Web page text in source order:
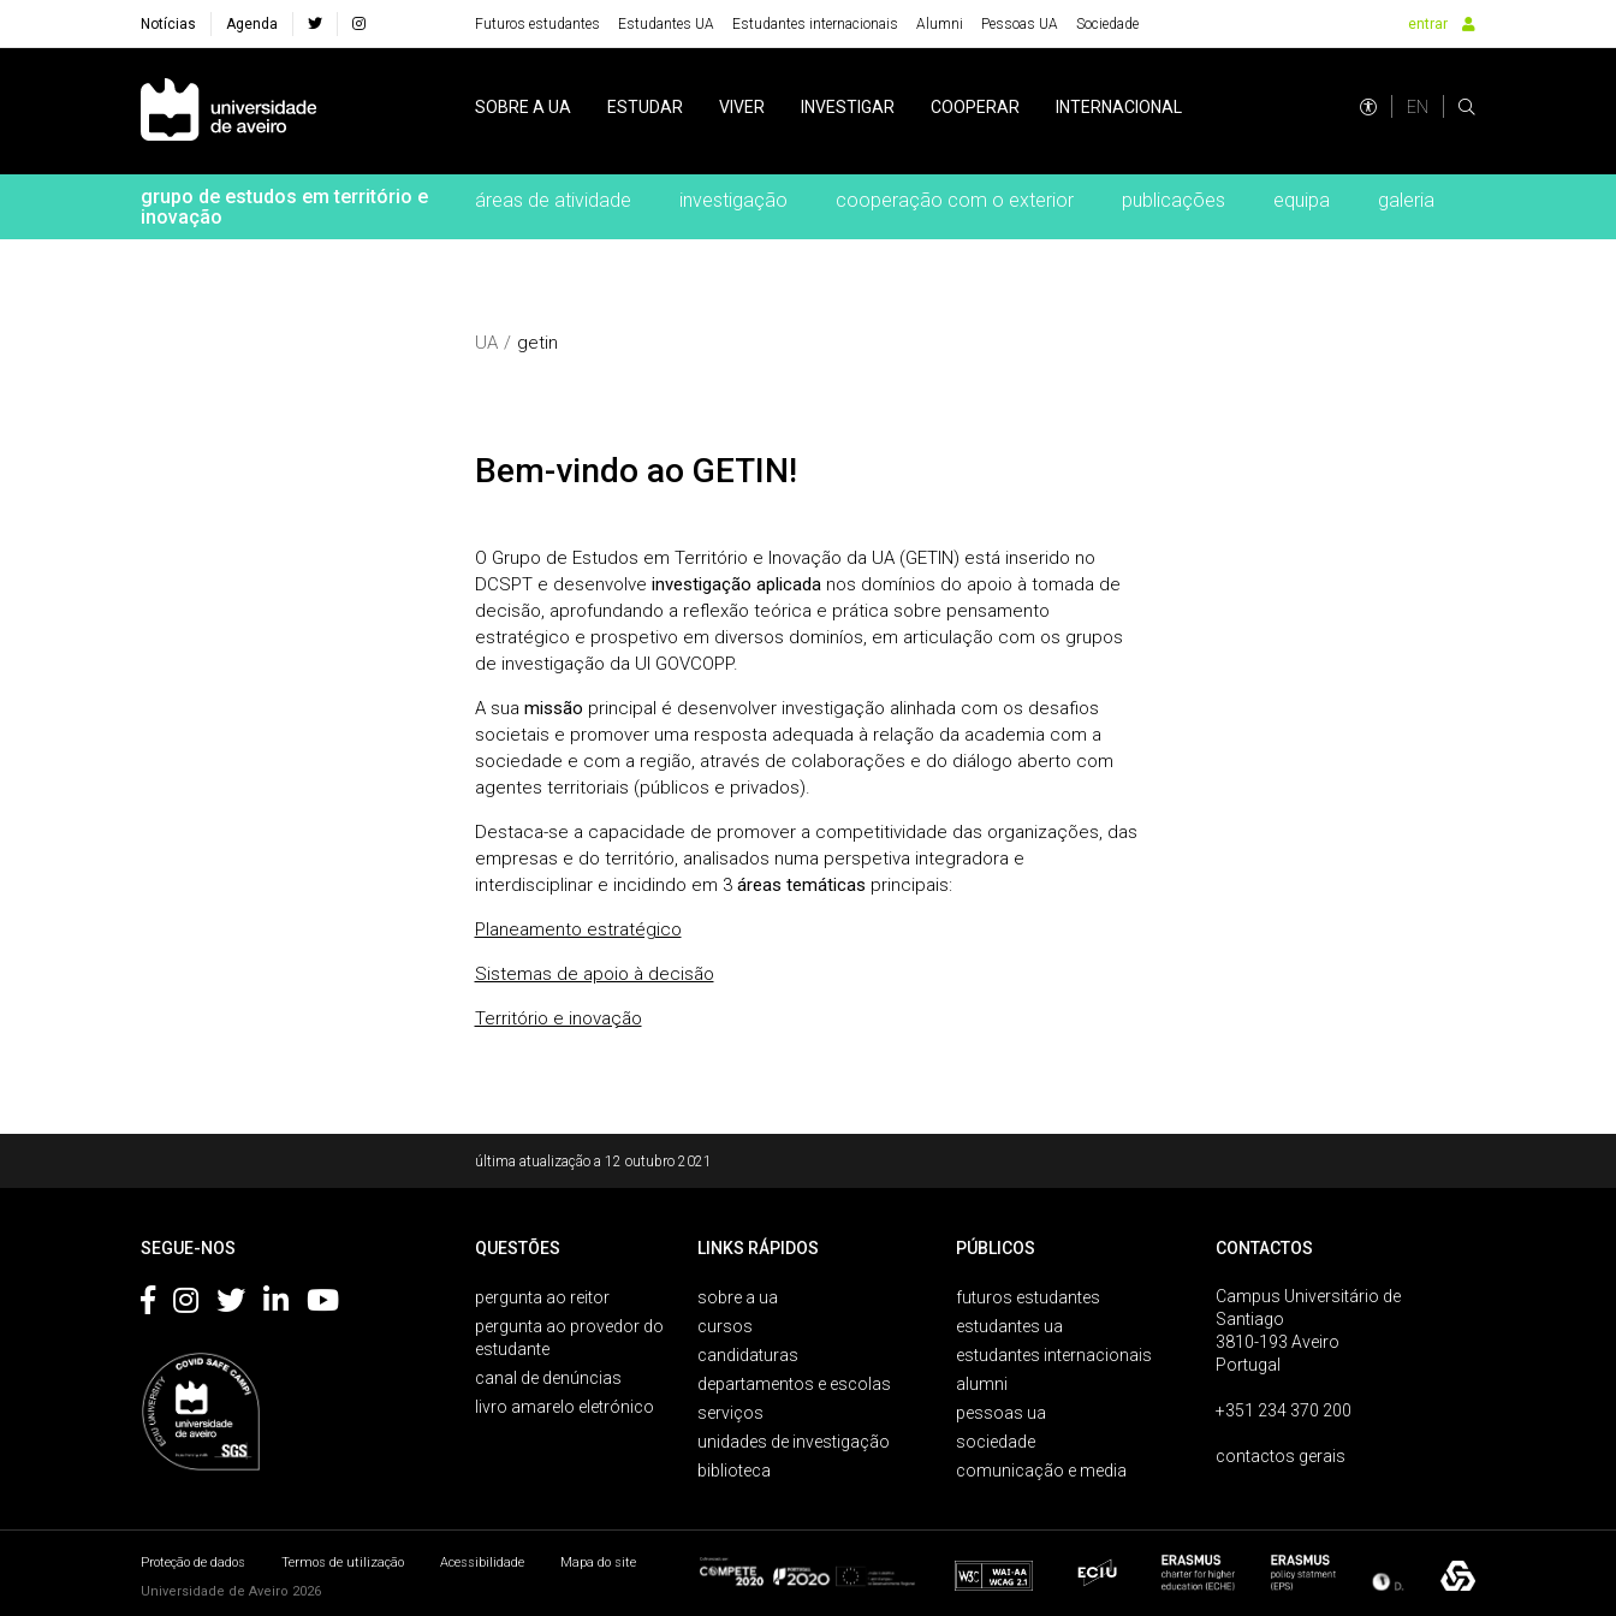
Notícias Agenda Futuros estudantes Estudantes UA Estudantes internacionais Alumni Pessoas UA Sociedade entrar
Navegação Principal
SOBRE A UA ESTUDAR VIVER INVESTIGAR COOPERAR INTERNACIONAL EN
grupo de estudos em território e
inovação
áreas de atividade investigação cooperação com o exterior publicações equipa galeria
UA getin
Bem-vindo ao GETIN!
O Grupo de Estudos em Território e Inovação da UA (GETIN) está inserido no
DCSPT e desenvolve investigação aplicadanos domínios do apoio à tomada de
decisão, aprofundando a reflexão teórica e prática sobre pensamento
estratégico e prospetivo em diversos dominíos, em articulação com os grupos
de investigação da UI GOVCOPP.
A sua missão principal é desenvolver investigação alinhada com os desafios
societais e promover uma resposta adequada à relação da academia com a
sociedade e com a região, através de colaborações e do diálogo aberto com
agentes territoriais (públicos e privados).
Destaca-se a capacidade de promover a competitividade das organizações, das
empresas e do território, analisados numa perspetiva integradora e
interdisciplinar e incidindo em 3 áreas temáticas principais:
Planeamento estratégico
Sistemas de apoio à decisão
Território e inovação
última atualização a 12 outubro 2021
SEGUE-NOS QUESTÕES
pergunta ao reitor
pergunta ao provedor do
estudante
canal de denúncias
livro amarelo eletrónico
LINKS RÁPIDOS
sobre a ua
cursos
candidaturas
departamentos e escolas
serviços
unidades de investigação
biblioteca
PÚBLICOS
futuros estudantes
estudantes ua
estudantes internacionais
alumni
pessoas ua
sociedade
comunicação e media
CONTACTOS
Campus Universitário de
Santiago
3810-193 Aveiro
Portugal
+351 234 370 200
contactos gerais
Proteção de dados Termos de utilização Acessibilidade
Mapa do site
Universidade de Aveiro 2026